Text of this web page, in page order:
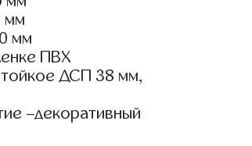
мм
мм
ПВХ
ДСП 38 мм,
–декоративный